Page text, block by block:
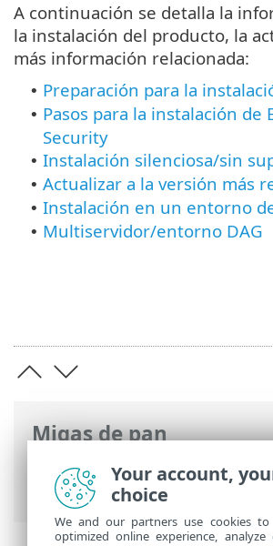
Migas de pan
Ayuda en línea de ESET>
Security >Instalar / Actualizar
A continuación se detalla la
la instalación del producto, la
más información relacionada:
• Preparación para la
• Pasos para la instalación de
Security
• Instalación silenciosa/sin
• Actualizar a la versión más
• Instalación en un entorno
• Multiservidor/entorno DAG
Your account,
choice
We and our partners use cookies
optimized online experience,